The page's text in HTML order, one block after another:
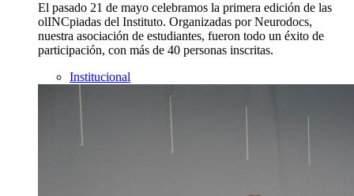
El pasado 21 de mayo celebramos la primera edición de las
olINCpiadas del Instituto. Organizadas por Neurodocs,
nuestra asociación de estudiantes, fueron todo un éxito de
participación, con más de 40 personas inscritas.
Institucional